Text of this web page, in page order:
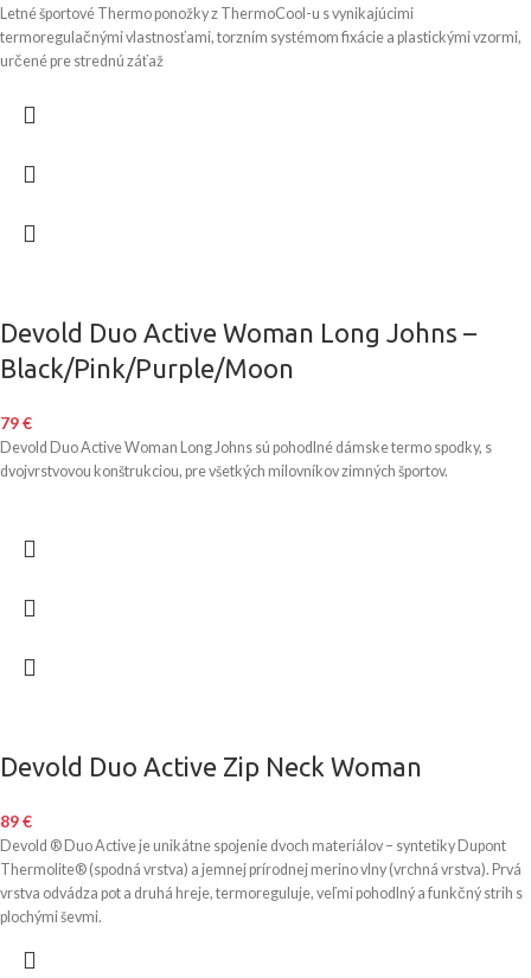
Letné športové Thermo ponožky z ThermoCool-u s vynikajúcimi
termoregulačnými vlastnosťami, torzním systémom fixácie a plastickými vzormi,
určené pre strednú záťaž
Devold Duo Active Woman Long Johns –
Black/Pink/Purple/Moon
79€
Devold Duo Active Woman Long Johns sú pohodlné dámske termo spodky, s
dvojvrstvovou konštrukciou, pre všetkých milovníkov zimných športov.
Devold Duo Active Zip Neck Woman
89€
Devold ® Duo Active je unikátne spojenie dvoch materiálov – syntetiky Dupont
Thermolite® (spodná vrstva) a jemnej prírodnej merino vlny (vrchná vrstva). Prvá
vrstva odvádza pot a druhá hreje, termoreguluje, veľmi pohodlný a funkčný strih s
plochými ševmi.